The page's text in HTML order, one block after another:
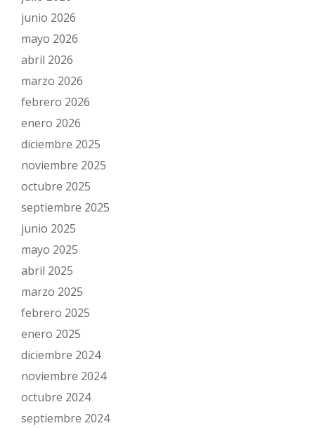
junio 2026
mayo 2026
abril 2026
marzo 2026
febrero 2026
enero 2026
diciembre 2025
noviembre 2025
octubre 2025
septiembre 2025
junio 2025
mayo 2025
abril 2025
marzo 2025
febrero 2025
enero 2025
diciembre 2024
noviembre 2024
octubre 2024
septiembre 2024